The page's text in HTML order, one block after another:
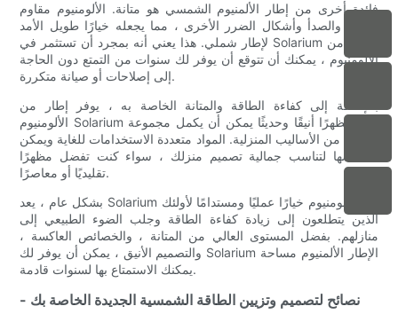
فائدة أخرى من إطار الألمنيوم الشمسي هو متانة. الألومنيوم مقاوم
للتآكل والصدأ وأشكال الضرر الأخرى ، مما يجعله خيارًا طويل الأمد
لإطار شملي. هذا يعني أنه بمجرد أن تستثمر في Solarium الإطار من
الألومنيوم ، يمكنك أن تتوقع أن يوفر لك سنوات من التمتع دون الحاجة
إلى إصلاحات أو صيانة متكررة.
بالإضافة إلى كفاءة الطاقة والمتانة الخاصة به ، يوفر إطار من
الألومنيوم Solarium أيضًا مظهرًا أنيقًا وحديثًا يمكن أن يكمل مجموعة
متنوعة من الأساليب المنزلية. المواد متعددة الاستخدامات للغاية ويمكن
تخصيصها لتناسب جمالية تصميم منزلك ، سواء كنت تفضل مظهرًا
تقليديًا أو معاصرًا.
بشكل عام ، يعد Solarium من الألومنيوم خيارًا عمليًا ومستدامًا لأولئك
الذين يتطلعون إلى زيادة كفاءة الطاقة وجلب الضوء الطبيعي إلى
منازلهم. بفضل المستوى العالي من المتانة ، والخصائص العاكسة ،
والتصميم الأنيق ، يمكن أن يوفر لك Solarium الإطار الألمنيوم مساحة
يمكنك الاستمتاع بها لسنوات قادمة.
- نصائح لتصميم وتزيين الطاقة الشمسية الجديدة الخاصة بك